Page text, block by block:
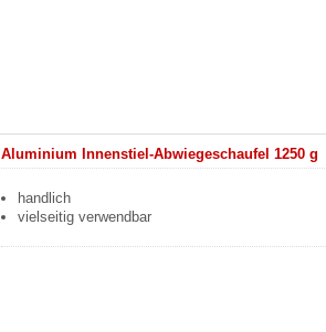
Aluminium Innenstiel-Abwiegeschaufel 1250 g
handlich
vielseitig verwendbar